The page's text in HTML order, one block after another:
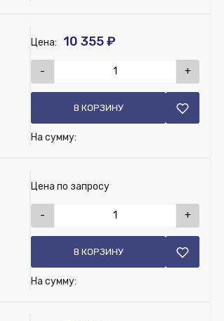
Цена: 10 355 ₽
- +
В КОРЗИНУ
На сумму:
Цена по запросу
- +
В КОРЗИНУ
На сумму: